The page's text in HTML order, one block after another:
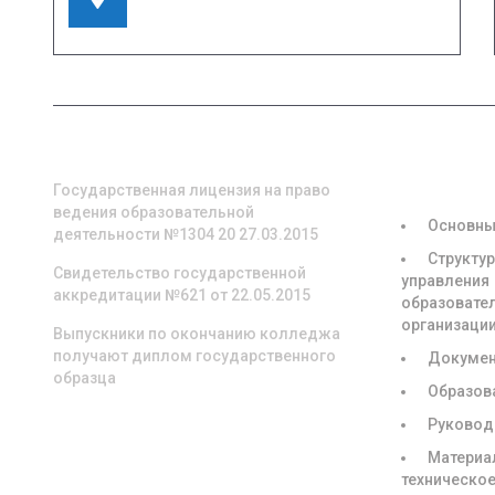
Государственная лицензия на право
ведения образовательной
деятельности №1304 20 27.03.2015
Свидетельство государственной
аккредитации №621 от 22.05.2015
Выпускники по окончанию колледжа
получают диплом государственного
образца
управления